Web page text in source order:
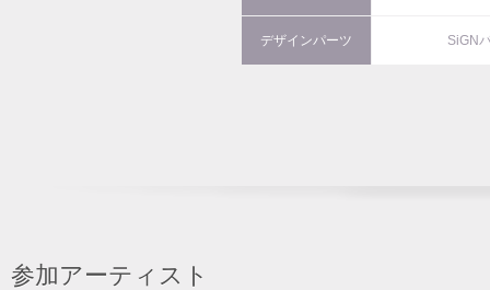
デザインパーツ SiGN
参加アーティスト